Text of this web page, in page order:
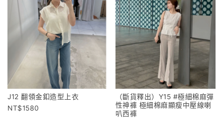
J12 翻領金釦造型上衣
1580
（斷貨釋出）Y15 #極細棉麻彈
性神褲 極細棉麻顯瘦中壓線喇
叭西褲